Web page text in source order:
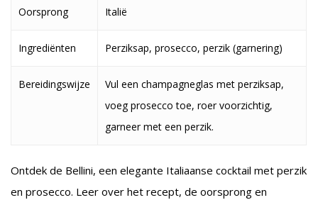
Oorsprong Italië
Ingrediënten Perziksap, prosecco, perzik (garnering)
Bereidingswijze
Vul een champagneglas met perziksap,
voeg prosecco toe, roer voorzichtig,
garneer met een perzik.
Ontdek de Bellini, een elegante Italiaanse cocktail met perzik
en prosecco. Leer over het recept, de oorsprong en